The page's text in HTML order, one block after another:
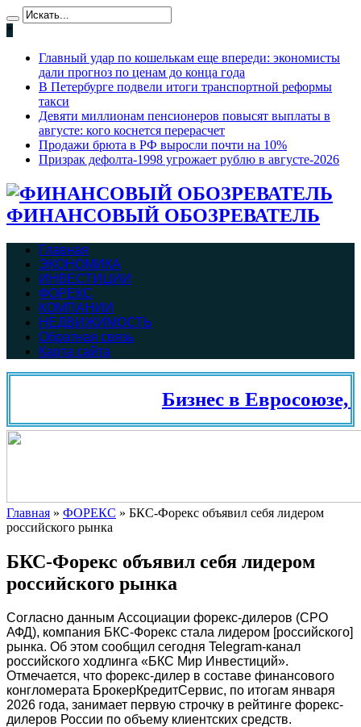
*
Главный удар по кошелькам еще впереди: экономисты
дали прогноз по ценам до конца года
В Петербурге подвели итоги транспортной реформы
такси
Девяти миллионам пенсионеров повысят выплаты в
августе: кого коснется перерасчет
Продажи брюта в РФ выросли почти на 10%
Призрак дефолта-1998 угрожает рублю в августе-2026
ФИНАНСОВЫЙ ОБОЗРЕВАТЕЛЬ
Главная
ЭКОНОМИКА
ИНВЕСТИЦИИ
ФОРЕКС
КОМПАНИИ
НЕДВИЖИМОСТЬ
Обратная связь
Карта сайта
Бизнес в Евросоюзе,
Главная » ФОРЕКС » БКС-Форекс объявил себя лидером
российского рынка
БКС-Форекс объявил себя лидером
российского рынка
Согласно данным Ассоциации форекс-дилеров (СРО
АФД), компания БКС-Форекс стала лидером [российского]
рынка. Об этом сообщил сегодня Telegram-канал
российского ходлинга «БКС Мир Инвестиций».
Отмечается, что форекс-дилер в составе финансового
конгломерата БрокерКредитСервис, по итогам января
2026 года, занимает первую строчку в рейтинге форекс-
дилеров России по объему клиентских средств.